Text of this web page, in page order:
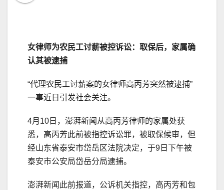
女律师为农民工讨薪被控诉讼：取保后，家属确
认其被逮捕
“代理农民工讨薪案的女律师高丙芳突然被逮捕”
一事近日引发社会关注。
4月10日，澎湃新闻从高丙芳律师的家属处获
悉，高丙芳此前被指控诉讼罪，被取保候审，但
经山东省泰安市岱岳区法院决定，于9日下午被
泰安市公安局岱岳分局逮捕。
澎湃新闻此前报道，公诉机关指控，高丙芳和包